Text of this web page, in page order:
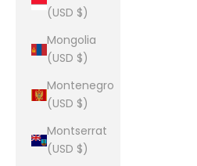
(USD $)
Mongolia
(USD $)
Montenegro
(USD $)
Montserrat
(USD $)